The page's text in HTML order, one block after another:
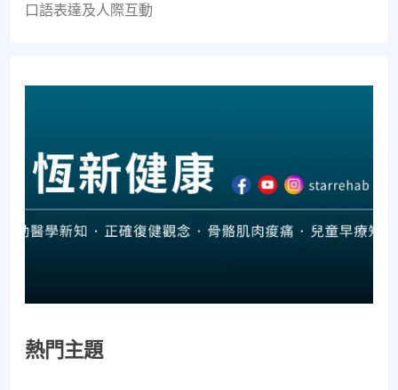
口語表達及人際互動
熱門主題